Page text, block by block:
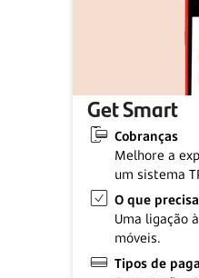
Get Smart
Cobranças
Melhore a
um sistema
O que precisa
Uma ligação
móveis.
Tipos de